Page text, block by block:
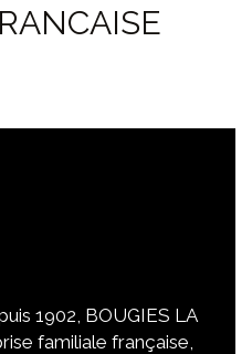
1902, BOUGIES LA
familiale française,